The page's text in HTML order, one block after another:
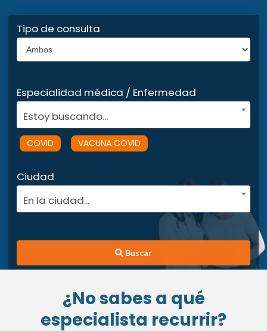
Tipo de consulta
Especialidad médica / Enfermedad
Estoy buscando...
COVID VACUNA COVID
Ciudad
En la ciudad...
Buscar
¿No sabes a qué
especialista recurrir?